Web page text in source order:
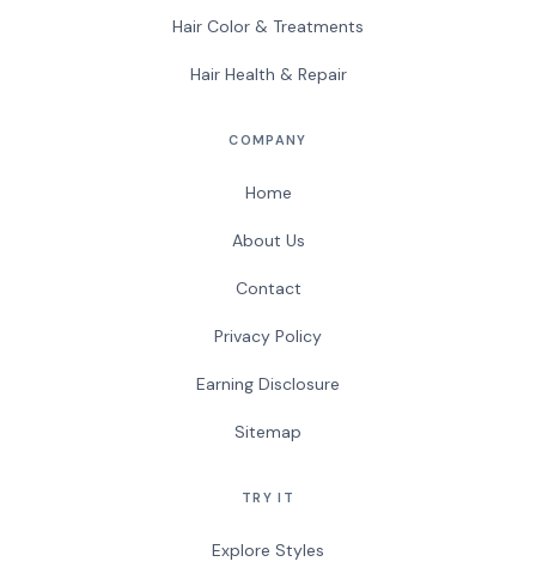
Hair Color & Treatments
Hair Health & Repair
COMPANY
Home
About Us
Contact
Privacy Policy
Earning Disclosure
Sitemap
TRY IT
Explore Styles